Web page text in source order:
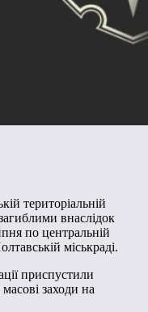
територіальній
внаслідок
по центральній
міськраді.
приспустили
заходи на